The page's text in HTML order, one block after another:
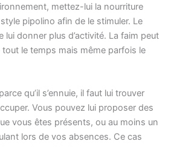
mettez-lui la nourriture
pipolino afin de le stimuler. Le
lui donner plus d’activité. La faim peut
tout le temps mais même parfois le
qu’il s’ennuie, il faut lui trouver
Vous pouvez lui proposer des
vous êtes présents, ou au moins un
lors de vos absences. Ce cas